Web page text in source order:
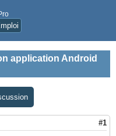
application Android
#1